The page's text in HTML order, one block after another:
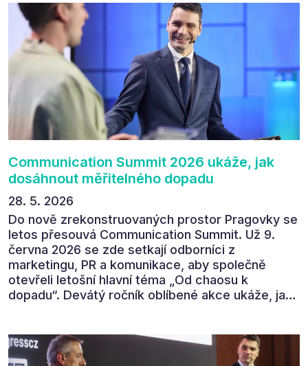
zúčastnit i příštího ročníku. „Příjemná konference,
výborný program, hezké prostory, Daniel Stach
absolutně nejlepší moderátor!!!“ Tak shrnul
Communication Summit jeden z 330 účastníků ve
své zpětné vazbě. Ta potvrdila, co bylo slyšet i
cítit po celý 9. červen v Pragovce – že ročník s
tématem „Od chaosu k dopadu“ se skutečně
povedl.
Communication Summit 2026 ukáže, jak
dosáhnout měřitelného dopadu
28. 5. 2026
Do nově zrekonstruovaných prostor Pragovky se
letos přesouvá Communication Summit. Už 9.
června 2026 se zde setkají odborníci z
marketingu, PR a komunikace, aby společně
otevřeli letošní hlavní téma „Od chaosu k
dopadu“. Devátý ročník oblíbené akce ukáže, jak